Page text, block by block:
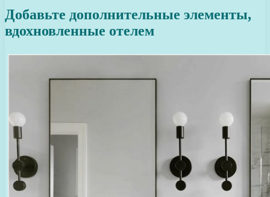
Добавьте дополнительные элементы,
вдохновленные отелем